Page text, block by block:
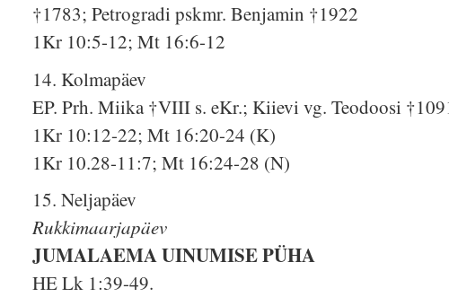
†1783; Petrogradi pskmr. Benjamin †1922
1Kr 10:5-12; Mt 16:6-12
14. Kolmapäev
EP. Prh. Miika †VIII s. eKr.; Kiievi vg. Teodoosi
1Kr 10:12-22; Mt 16:20-24 (K)
1Kr 10.28-11:7; Mt 16:24-28 (N)
15. Neljapäev
Rukkimaarjapäev
JUMALAEMA UINUMISE PÜHA
HE Lk 1:39-49.